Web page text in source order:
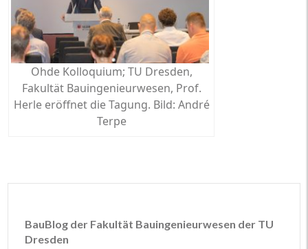
Ohde Kolloquium; TU Dresden,
Fakultät Bauingenieurwesen, Prof.
Herle eröffnet die Tagung. Bild: André
Terpe
BauBlog der Fakultät Bauingenieurwesen der TU
Dresden